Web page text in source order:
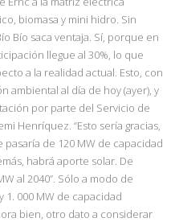
biomasa y mini hidro. Sin
Bío saca ventaja. Sí, porque en
llegue al 30%, lo que
a la realidad actual. Esto, con
ambiental al día de hoy (ayer), y
por parte del Servicio de
Henríquez. “Esto sería gracias,
pasaría de 120 MW de capacidad
habrá aporte solar. De
al 2040”. Sólo a modo de
000 MW de capacidad
bien, otro dato a considerar